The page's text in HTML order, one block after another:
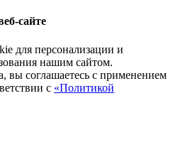
сайте
для персонализации и
нашим сайтом.
вы соглашаетесь с применением
с «Политикой